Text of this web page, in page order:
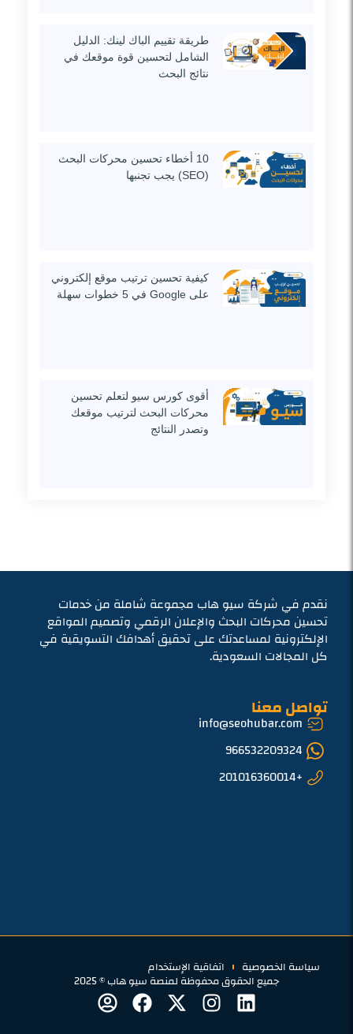
طريقة تقييم الباك لينك: الدليل
الشامل لتحسين قوة موقعك في
نتائج البحث
10 أخطاء تحسين محركات البحث
(SEO) يجب تجنبها
كيفية تحسين ترتيب موقع إلكتروني
على Google في 5 خطوات سهلة
أقوى كورس سيو لتعلم تحسين
محركات البحث لترتيب موقعك
وتصدر النتائج
نقدم في شركة سيو هاب مجموعة شاملة من خدمات
تحسين محركات البحث والإعلان الرقمي وتصميم المواقع
الإلكترونية لمساعدتك على تحقيق أهدافك التسويقية في
كل المجالات السعودية.
تواصل معنا
info@seohubar.com
966532209324
+201016360014
سياسة الخصوصية اتفاقية الإستخدام
جميع الحقوق محفوظة لمنصة سيو هاب © 2025